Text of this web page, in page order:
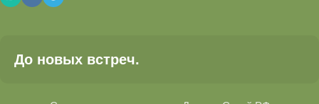
До новых встреч.